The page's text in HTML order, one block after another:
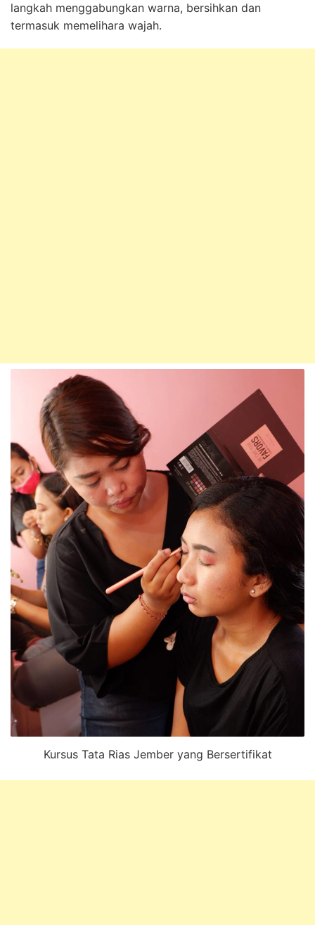
langkah menggabungkan warna, bersihkan dan
termasuk memelihara wajah.
Kursus Tata Rias Jember yang Bersertifikat